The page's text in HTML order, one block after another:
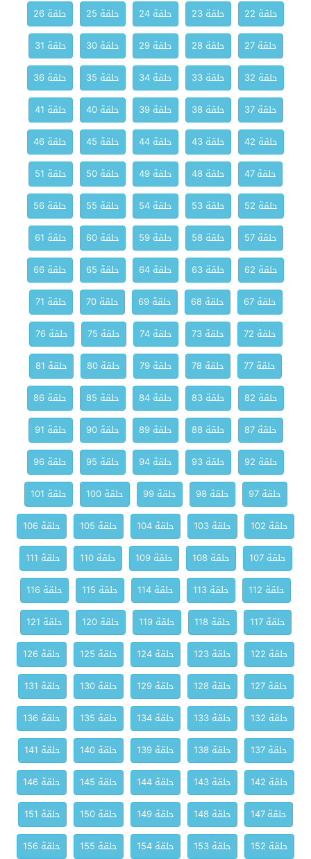
حلقة 22
حلقة 23 حلقة 24 حلقة 25
حلقة 26
حلقة 27
حلقة 28 حلقة 29 حلقة 30
حلقة 31
حلقة 32
حلقة 33 حلقة 34 حلقة 35
حلقة 36
حلقة 37
حلقة 38 حلقة 39 حلقة 40
حلقة 41
حلقة 42
حلقة 43 حلقة 44 حلقة 45
حلقة 46
حلقة 47
حلقة 48 حلقة 49 حلقة 50
حلقة 51
حلقة 52
حلقة 53 حلقة 54 حلقة 55
حلقة 56
حلقة 57
حلقة 58 حلقة 59 حلقة 60
حلقة 61
حلقة 62
حلقة 63 حلقة 64 حلقة 65
حلقة 66
حلقة 67
حلقة 68 حلقة 69 حلقة 70
حلقة 71
حلقة 72
حلقة 73 حلقة 74 حلقة 75
حلقة 76
حلقة 77
حلقة 78 حلقة 79 حلقة 80
حلقة 81
حلقة 82
حلقة 83 حلقة 84 حلقة 85
حلقة 86
حلقة 87
حلقة 88 حلقة 89 حلقة 90
حلقة 91
حلقة 92
حلقة 93 حلقة 94 حلقة 95
حلقة 96
حلقة 97
حلقة 98 حلقة 99 حلقة 100
حلقة 101
حلقة 102
حلقة 103 حلقة 104 حلقة 105
حلقة 106
حلقة 107
حلقة 108 حلقة 109 حلقة 110
حلقة 111
حلقة 112
حلقة 113 حلقة 114 حلقة 115
حلقة 116
حلقة 117
حلقة 118 حلقة 119 حلقة 120
حلقة 121
حلقة 122
حلقة 123 حلقة 124 حلقة 125
حلقة 126
حلقة 127
حلقة 128 حلقة 129 حلقة 130
حلقة 131
حلقة 132
حلقة 133 حلقة 134 حلقة 135
حلقة 136
حلقة 137
حلقة 138 حلقة 139 حلقة 140
حلقة 141
حلقة 142
حلقة 143 حلقة 144 حلقة 145
حلقة 146
حلقة 147
حلقة 148 حلقة 149 حلقة 150
حلقة 151
حلقة 152
حلقة 153 حلقة 154 حلقة 155 حلقة 156